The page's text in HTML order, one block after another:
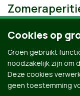
Cookies op
Groen gebruikt
noodzakelijk zijn om
Deze cookies
geen toestemming